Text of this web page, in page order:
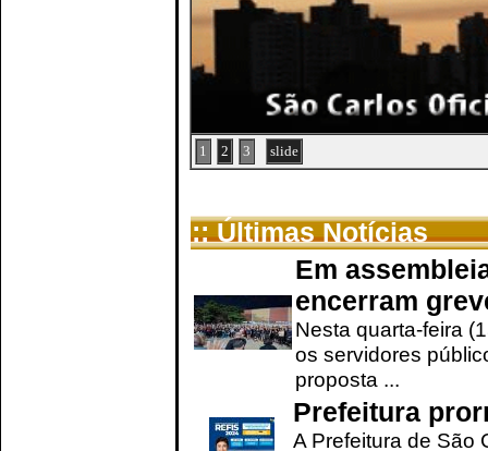
1 2 3 slide
:: Últimas Notícias
Em
encerram
Nesta quarta-feira
os servidores
proposta ...
Prefeitura
A Prefeitura de São